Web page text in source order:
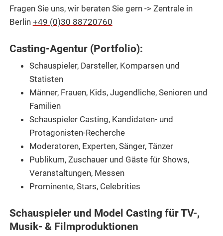
Fragen Sie uns, wir beraten Sie gern -> Zentrale in
Berlin +49 (0)30 88720760
Casting-Agentur (Portfolio):
Schauspieler, Darsteller, Komparsen und
Statisten
Männer, Frauen, Kids, Jugendliche, Senioren und
Familien
Schauspieler Casting, Kandidaten- und
Protagonisten-Recherche
Moderatoren, Experten, Sänger, Tänzer
Publikum, Zuschauer und Gäste für Shows,
Veranstaltungen, Messen
Prominente, Stars, Celebrities
Schauspieler und Model Casting für TV-,
Musik- & Filmproduktionen